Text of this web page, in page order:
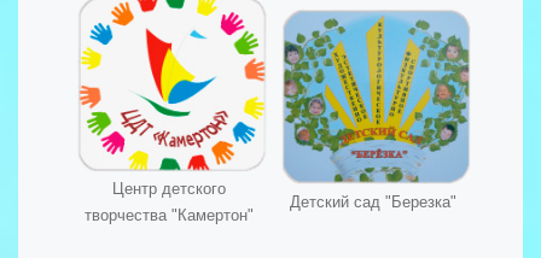
Центр детского
творчества "Камертон"
Детский сад "Березка"